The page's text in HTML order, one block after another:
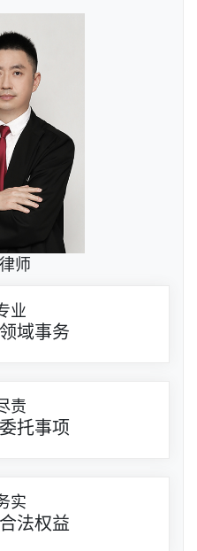
师
业
域事务
责
托事项
实
法权益